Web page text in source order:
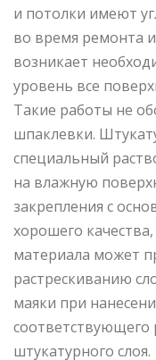
и потолки имеют
во время ремонта
возникает
уровень все
Такие работы не
шпаклевки.
специальный
на влажную
закрепления с
хорошего
материала может
растрескиванию
маяки при
соответствующего
штукатурного слоя.